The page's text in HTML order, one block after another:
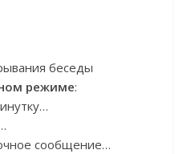
беседы
режиме:
сообщение…